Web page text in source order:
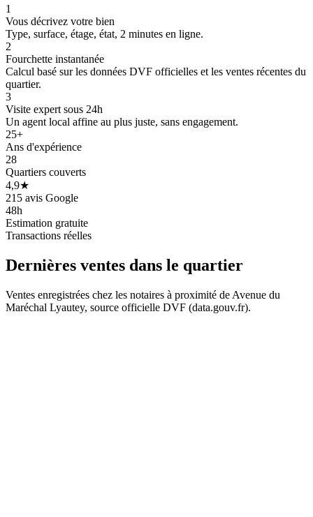
1
Vous décrivez votre bien
Type, surface, étage, état, 2 minutes en ligne.
2
Fourchette instantanée
Calcul basé sur les données DVF officielles et les ventes récentes du
quartier.
3
Visite expert sous 24h
Un agent local affine au plus juste, sans engagement.
25+
Ans d'expérience
28
Quartiers couverts
4,9★
215 avis Google
48h
Estimation gratuite
Transactions réelles
Dernières ventes dans le quartier
Ventes enregistrées chez les notaires à proximité de Avenue du
Maréchal Lyautey, source officielle DVF (data.gouv.fr).
49 k€
38 k€